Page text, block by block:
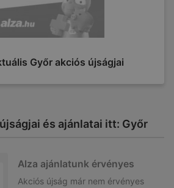
Győr akciós újságjai
és ajánlatai itt: Győr
Alza ajánlatunk érvényes
Akciós újság már nem érvényes